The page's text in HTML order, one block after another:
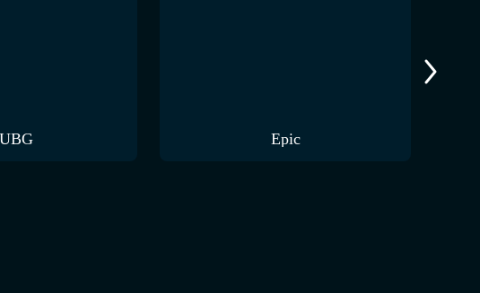
Epic